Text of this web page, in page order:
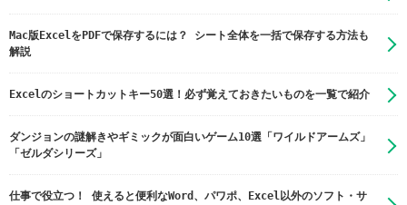
Mac版ExcelをPDFで保存するには？ シート全体を一括で保存する方法も
解説
Excelのショートカットキー50選！必ず覚えておきたいものを一覧で紹介
ダンジョンの謎解きやギミックが面白いゲーム10選「ワイルドアームズ」
「ゼルダシリーズ」
仕事で役立つ！ 使えると便利なWord、パワポ、Excel以外のソフト・サ